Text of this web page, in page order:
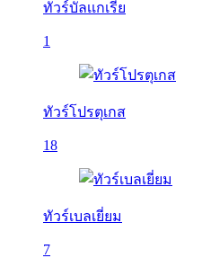
ทัวร์บัลเเกเรีย
1
ทัวร์โปรตุเกส
18
ทัวร์เบลเยี่ยม
7